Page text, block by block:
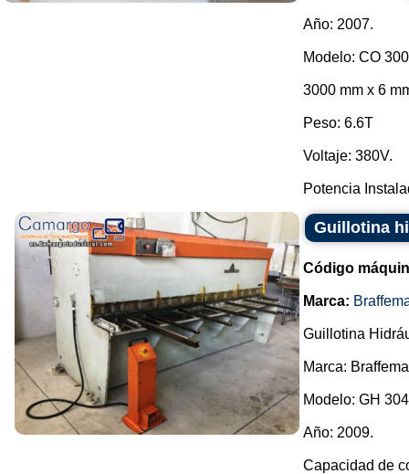
Año: 2007.
Modelo: CO
3000 mm x 6
Peso: 6.6T
Voltaje: 380V.
Potencia
Guillotina
Código
Marca:
Guillotina
Marca:
Modelo: GH
Año: 2009.
Capacidad de